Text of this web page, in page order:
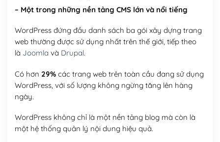
– Một trong những nền tảng CMS lớn và nổi tiếng
WordPress đứng đầu danh sách ba gói xây dựng trang
web thường được sử dụng nhất trên thế giới, tiếp theo
là Joomla và Drupal.
Có hơn 29%các trang web trên toàn cầu đang sử dụng
WordPress, với số lượng không ngừng tăng lên hàng
ngày.
WordPress không chỉ là một nền tảng blog mà còn là
một hệ thống quản lý nội dung hiệu quả.